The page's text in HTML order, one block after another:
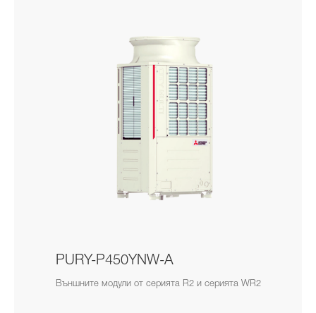
PURY-P450YNW-A
Външните модули от серията R2 и серията WR2